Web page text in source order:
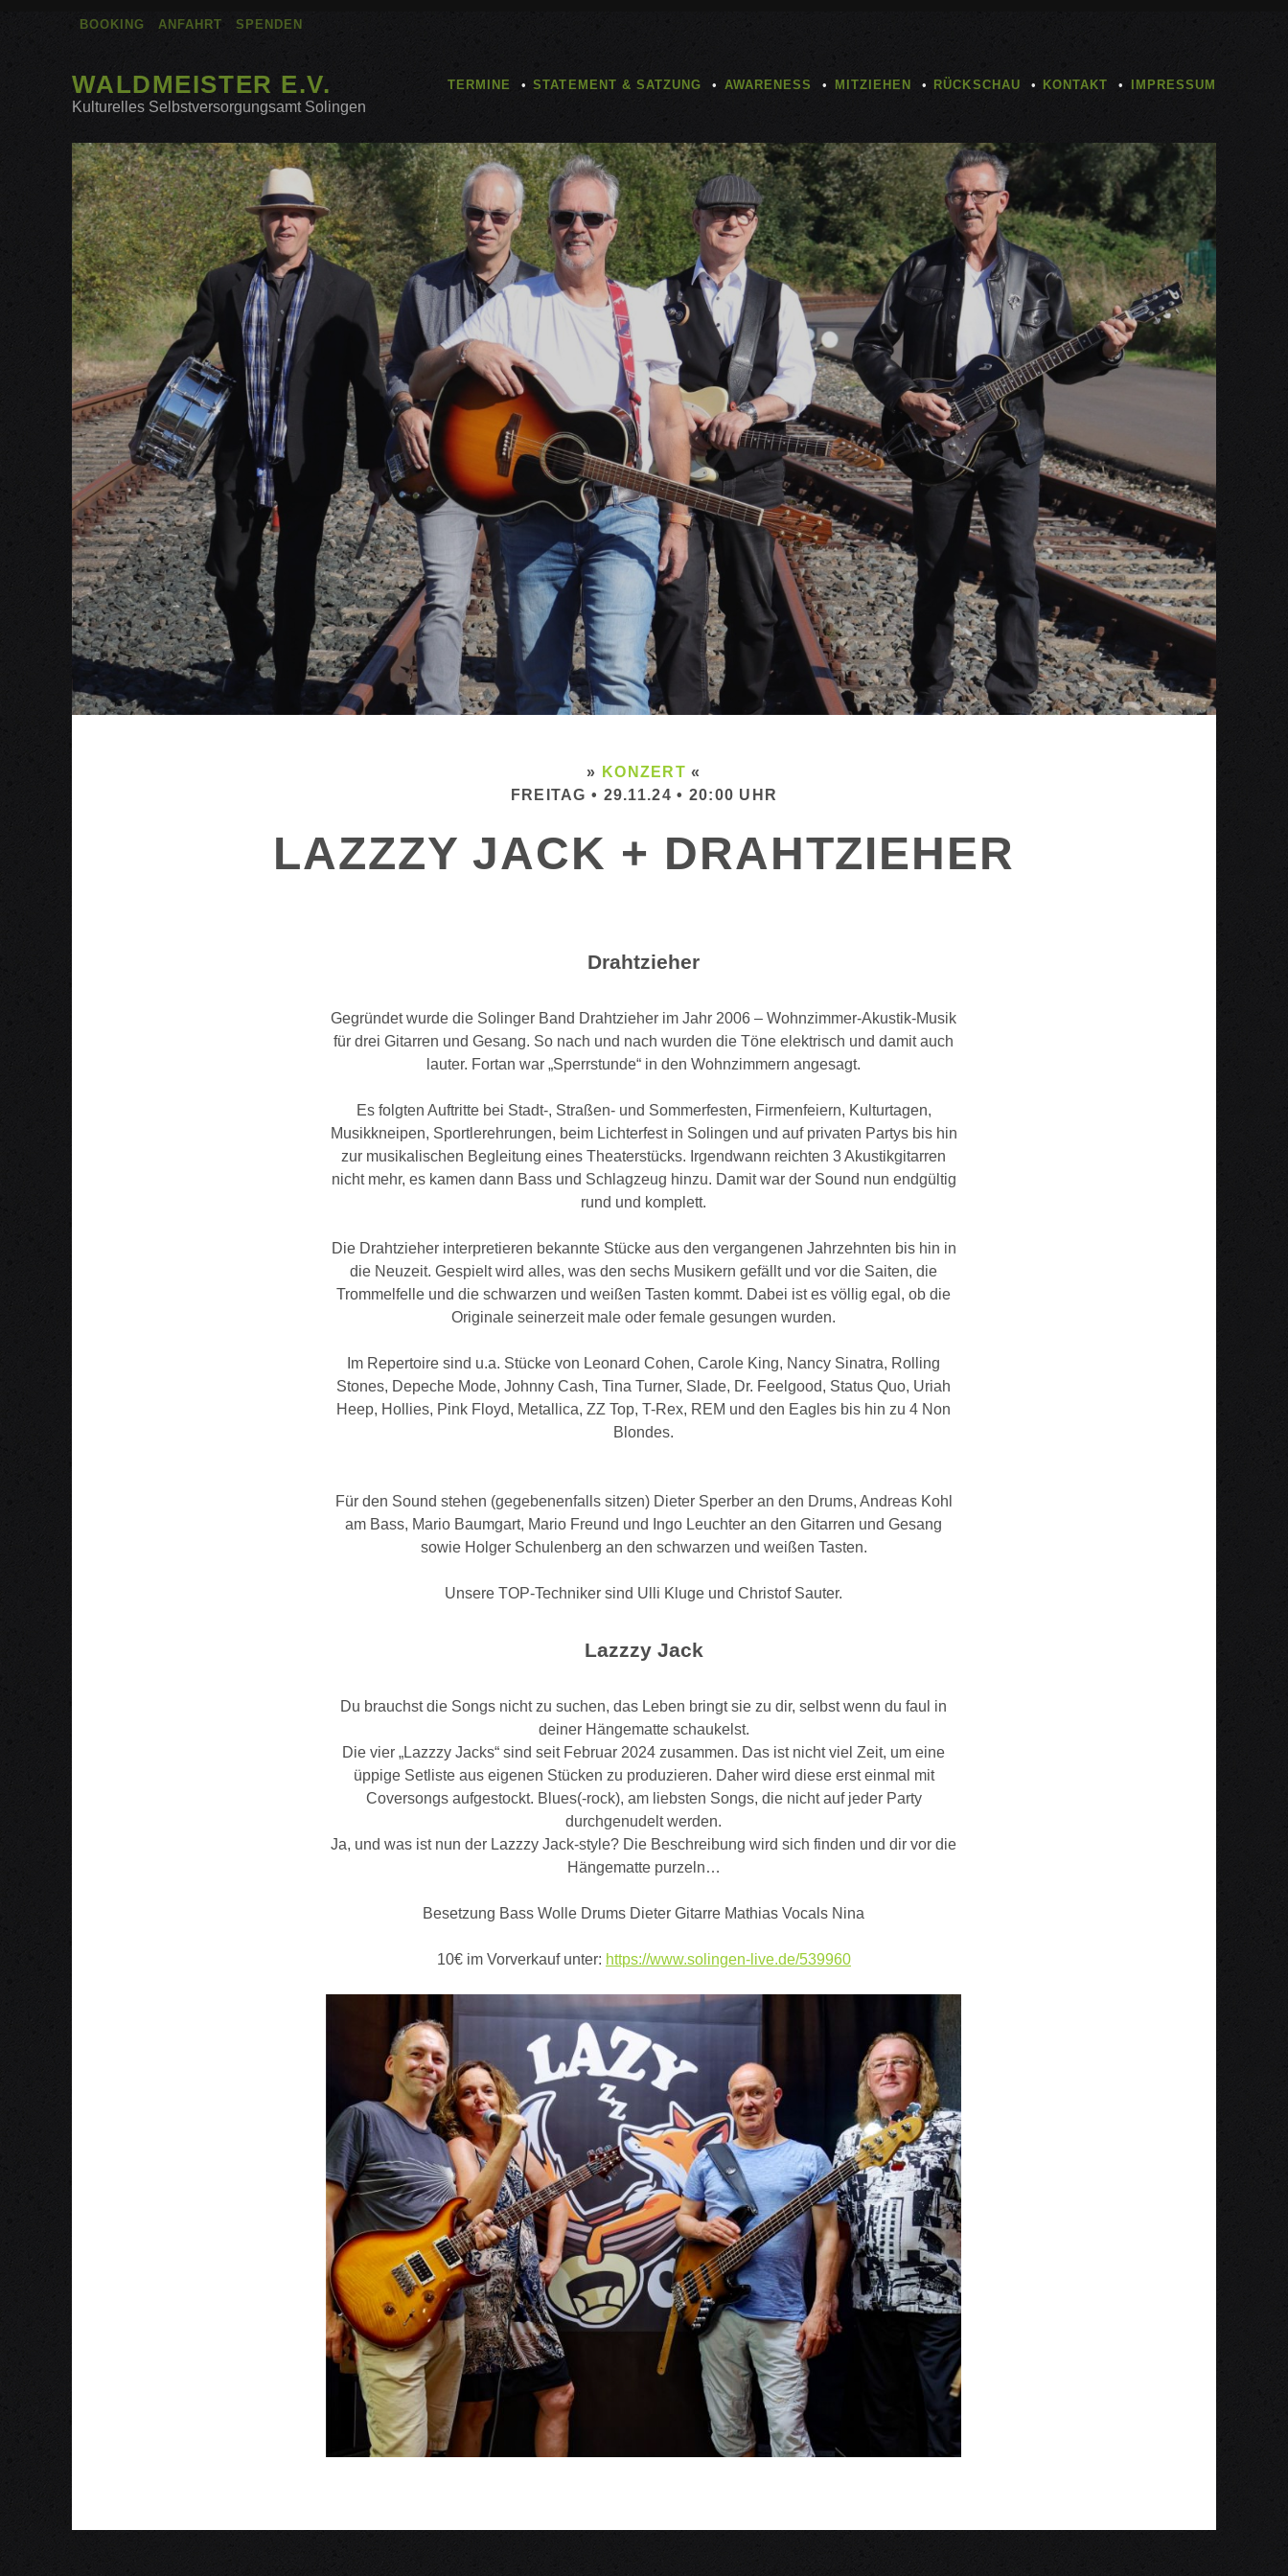
BOOKING ANFAHRT SPENDEN
WALDMEISTER E.V.
Kulturelles Selbstversorgungsamt Solingen
TERMINE STATEMENT & SATZUNG AWARENESS MITZIEHEN RÜCKSCHAU KONTAKT IMPRESSUM
» KONZERT «
FREITAG • 29.11.24 • 20:00 UHR
LAZZZY JACK + DRAHTZIEHER
Drahtzieher
Gegründet wurde die Solinger Band Drahtzieher im Jahr 2006 – Wohnzimmer-Akustik-Musik
für drei Gitarren und Gesang. So nach und nach wurden die Töne elektrisch und damit auch
lauter. Fortan war „Sperrstunde“ in den Wohnzimmern angesagt.
Es folgten Auftritte bei Stadt-, Straßen- und Sommerfesten, Firmenfeiern, Kulturtagen,
Musikkneipen, Sportlerehrungen, beim Lichterfest in Solingen und auf privaten Partys bis hin
zur musikalischen Begleitung eines Theaterstücks. Irgendwann reichten 3 Akustikgitarren
nicht mehr, es kamen dann Bass und Schlagzeug hinzu. Damit war der Sound nun endgültig
rund und komplett.
Die Drahtzieher interpretieren bekannte Stücke aus den vergangenen Jahrzehnten bis hin in
die Neuzeit. Gespielt wird alles, was den sechs Musikern gefällt und vor die Saiten, die
Trommelfelle und die schwarzen und weißen Tasten kommt. Dabei ist es völlig egal, ob die
Originale seinerzeit male oder female gesungen wurden.
Im Repertoire sind u.a. Stücke von Leonard Cohen, Carole King, Nancy Sinatra, Rolling
Stones, Depeche Mode, Johnny Cash, Tina Turner, Slade, Dr. Feelgood, Status Quo, Uriah
Heep, Hollies, Pink Floyd, Metallica, ZZ Top, T-Rex, REM und den Eagles bis hin zu 4 Non
Blondes.
Für den Sound stehen (gegebenenfalls sitzen) Dieter Sperber an den Drums, Andreas Kohl
am Bass, Mario Baumgart, Mario Freund und Ingo Leuchter an den Gitarren und Gesang
sowie Holger Schulenberg an den schwarzen und weißen Tasten.
Unsere TOP-Techniker sind Ulli Kluge und Christof Sauter.
Lazzzy Jack
Du brauchst die Songs nicht zu suchen, das Leben bringt sie zu dir, selbst wenn du faul in
deiner Hängematte schaukelst.
Die vier „Lazzzy Jacks“ sind seit Februar 2024 zusammen. Das ist nicht viel Zeit, um eine
üppige Setliste aus eigenen Stücken zu produzieren. Daher wird diese erst einmal mit
Coversongs aufgestockt. Blues(-rock), am liebsten Songs, die nicht auf jeder Party
durchgenudelt werden.
Ja, und was ist nun der Lazzzy Jack-style? Die Beschreibung wird sich finden und dir vor die
Hängematte purzeln…
Besetzung Bass Wolle Drums Dieter Gitarre Mathias Vocals Nina
10€ im Vorverkauf unter: https://www.solingen-live.de/539960